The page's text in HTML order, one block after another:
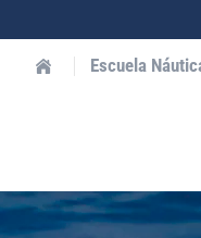
Escuela